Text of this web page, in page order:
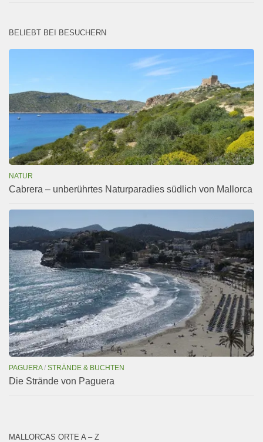
BELIEBT BEI BESUCHERN
NATUR
Cabrera – unberührtes Naturparadies südlich von Mallorca
PAGUERA/ STRÄNDE & BUCHTEN
Die Strände von Paguera
MALLORCAS ORTE A – Z